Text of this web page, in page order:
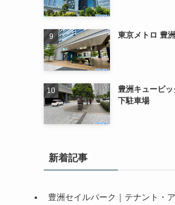
東京メトロ 豊
豊洲キュービ
下駐車場
新着記事
豊洲セイルパーク｜テナント・